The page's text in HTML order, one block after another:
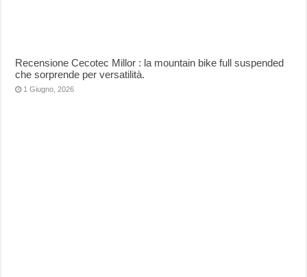
Recensione Cecotec Millor : la mountain bike full suspended
che sorprende per versatilità.
1 Giugno, 2026